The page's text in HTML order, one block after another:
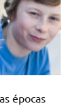
épocas